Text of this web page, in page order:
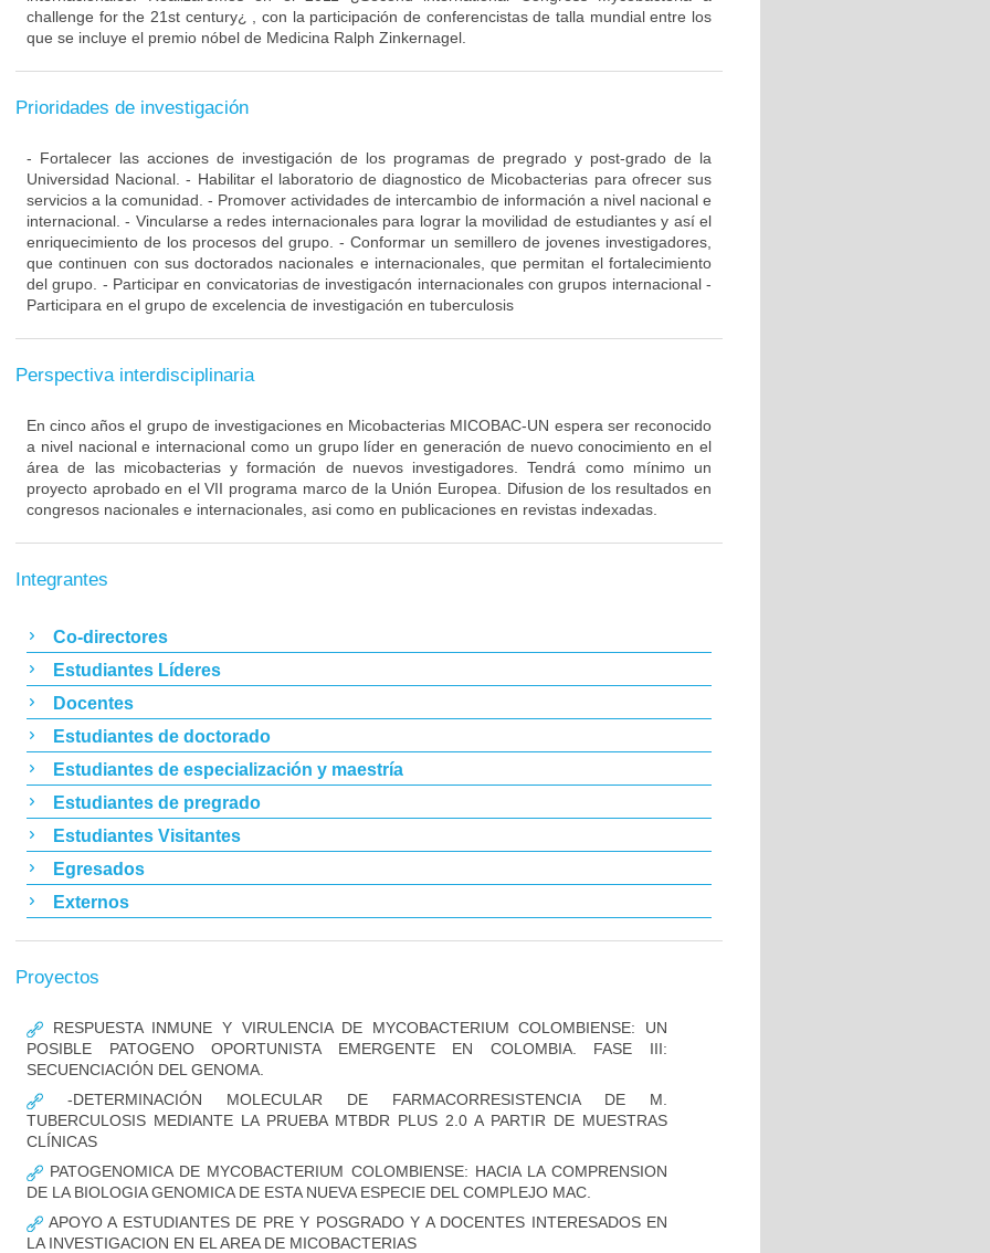
challenge for the 21st century¿ , con la participación de conferencistas de talla mundial entre los
que se incluye el premio nóbel de Medicina Ralph Zinkernagel.
Prioridades de investigación
- Fortalecer las acciones de investigación de los programas de pregrado y post-grado de la
Universidad Nacional. - Habilitar el laboratorio de diagnostico de Micobacterias para ofrecer sus
servicios a la comunidad. - Promover actividades de intercambio de información a nivel nacional e
internacional. - Vincularse a redes internacionales para lograr la movilidad de estudiantes y así el
enriquecimiento de los procesos del grupo. - Conformar un semillero de jovenes investigadores,
que continuen con sus doctorados nacionales e internacionales, que permitan el fortalecimiento
del grupo. - Participar en convicatorias de investigacón internacionales con grupos internacional -
Participara en el grupo de excelencia de investigación en tuberculosis
Perspectiva interdisciplinaria
En cinco años el grupo de investigaciones en Micobacterias MICOBAC-UN espera ser reconocido
a nivel nacional e internacional como un grupo líder en generación de nuevo conocimiento en el
área de las micobacterias y formación de nuevos investigadores. Tendrá como mínimo un
proyecto aprobado en el VII programa marco de la Unión Europea. Difusion de los resultados en
congresos nacionales e internacionales, asi como en publicaciones en revistas indexadas.
Integrantes
Co-directores
Estudiantes Líderes
Docentes
Estudiantes de doctorado
Estudiantes de especialización y maestría
Estudiantes de pregrado
Estudiantes Visitantes
Egresados
Externos
Proyectos
RESPUESTA INMUNE Y VIRULENCIA DE MYCOBACTERIUM COLOMBIENSE: UN
POSIBLE PATOGENO OPORTUNISTA EMERGENTE EN COLOMBIA. FASE III:
SECUENCIACIÓN DEL GENOMA.
-DETERMINACIÓN MOLECULAR DE FARMACORRESISTENCIA DE M.
TUBERCULOSIS MEDIANTE LA PRUEBA MTBDR PLUS 2.0 A PARTIR DE MUESTRAS
CLÍNICAS
PATOGENOMICA DE MYCOBACTERIUM COLOMBIENSE: HACIA LA COMPRENSION
DE LA BIOLOGIA GENOMICA DE ESTA NUEVA ESPECIE DEL COMPLEJO MAC.
APOYO A ESTUDIANTES DE PRE Y POSGRADO Y A DOCENTES INTERESADOS EN
LA INVESTIGACION EN EL AREA DE MICOBACTERIAS